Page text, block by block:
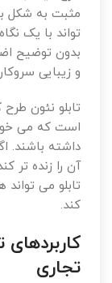
مثبت به شکل
تواند با یک
بدون توضیح
و زیبایی
تابلو نئون
است که می
داشته باشند.
آن را زنده تر
تابلو می
کند.
تجاری